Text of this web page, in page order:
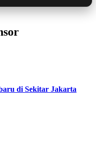
di Sekitar Jakarta